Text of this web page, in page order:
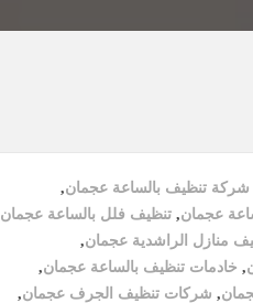
تنظيف بالساعة عجمان,
عجمان, تنظيف فلل بالساعة عجمان
منازل الراشدية عجمان,
, خادمات تنظيف بالساعة عجمان,
, شركات تنظيف الجرف عجمان,